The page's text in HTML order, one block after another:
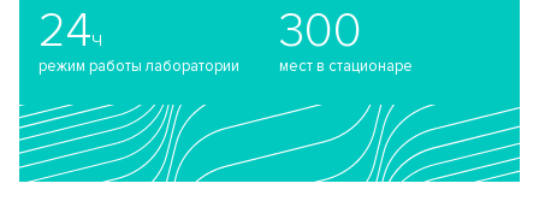
24ч
режим работы лаборатории
300
мест в стационаре